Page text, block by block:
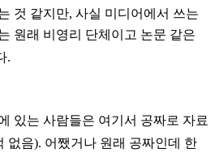
것 같지만, 사실 미디어에서 쓰는
원래 비영리 단체이고 논문 같은
.
있는 사람들은 여기서 공짜로 자료
없음). 어쨌거나 원래 공짜인데 한